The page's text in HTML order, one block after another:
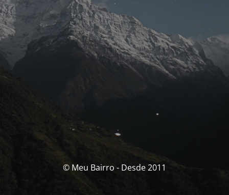
© Meu Bairro - Desde 2011